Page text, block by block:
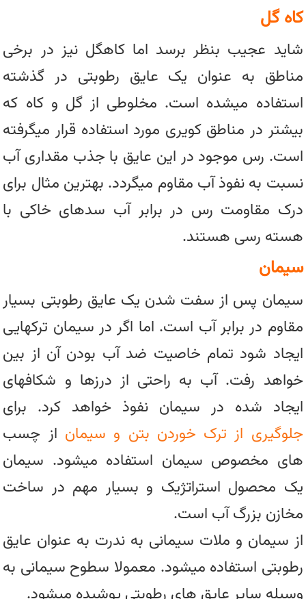
کاه گل
شاید عجیب بنظر برسد اما کاهگل نیز در برخی
مناطق به عنوان یک عایق رطوبتی در گذشته
استفاده میشده است. مخلوطی از گل و کاه که
بیشتر در مناطق کویری مورد استفاده قرار میگرفته
است. رس موجود در این عایق با جذب مقداری آب
نسبت به نفوذ آب مقاوم میگردد. بهترین مثال برای
درک مقاومت رس در برابر آب سدهای خاکی با
هسته رسی هستند.
سیمان
سیمان پس از سفت شدن یک عایق رطوبتی بسیار
مقاوم در برابر آب است. اما اگر در سیمان ترکهایی
ایجاد شود تمام خاصیت ضد آب بودن آن از بین
خواهد رفت. آب به راحتی از درزها و شکافهای
ایجاد شده در سیمان نفوذ خواهد کرد. برای
جلوگیری از ترک خوردن بتن و سیمان از چسب
های مخصوص سیمان استفاده میشود. سیمان
یک محصول استراتژیک و بسیار مهم در ساخت
مخازن بزرگ آب است.
از سیمان و ملات سیمانی به ندرت به عنوان عایق
رطوبتی استفاده میشود. معمولا سطوح سیمانی به